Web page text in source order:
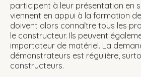
participent à leur présentation en
viennent en appui à la formation
doivent alors connaître tous les
le constructeur. Ils peuvent
importateur de matériel. La
démonstrateurs est régulière,
constructeurs.